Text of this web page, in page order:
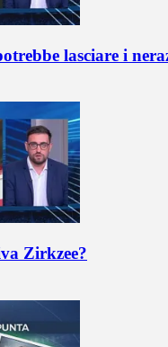
lasciare i
Zirkzee?